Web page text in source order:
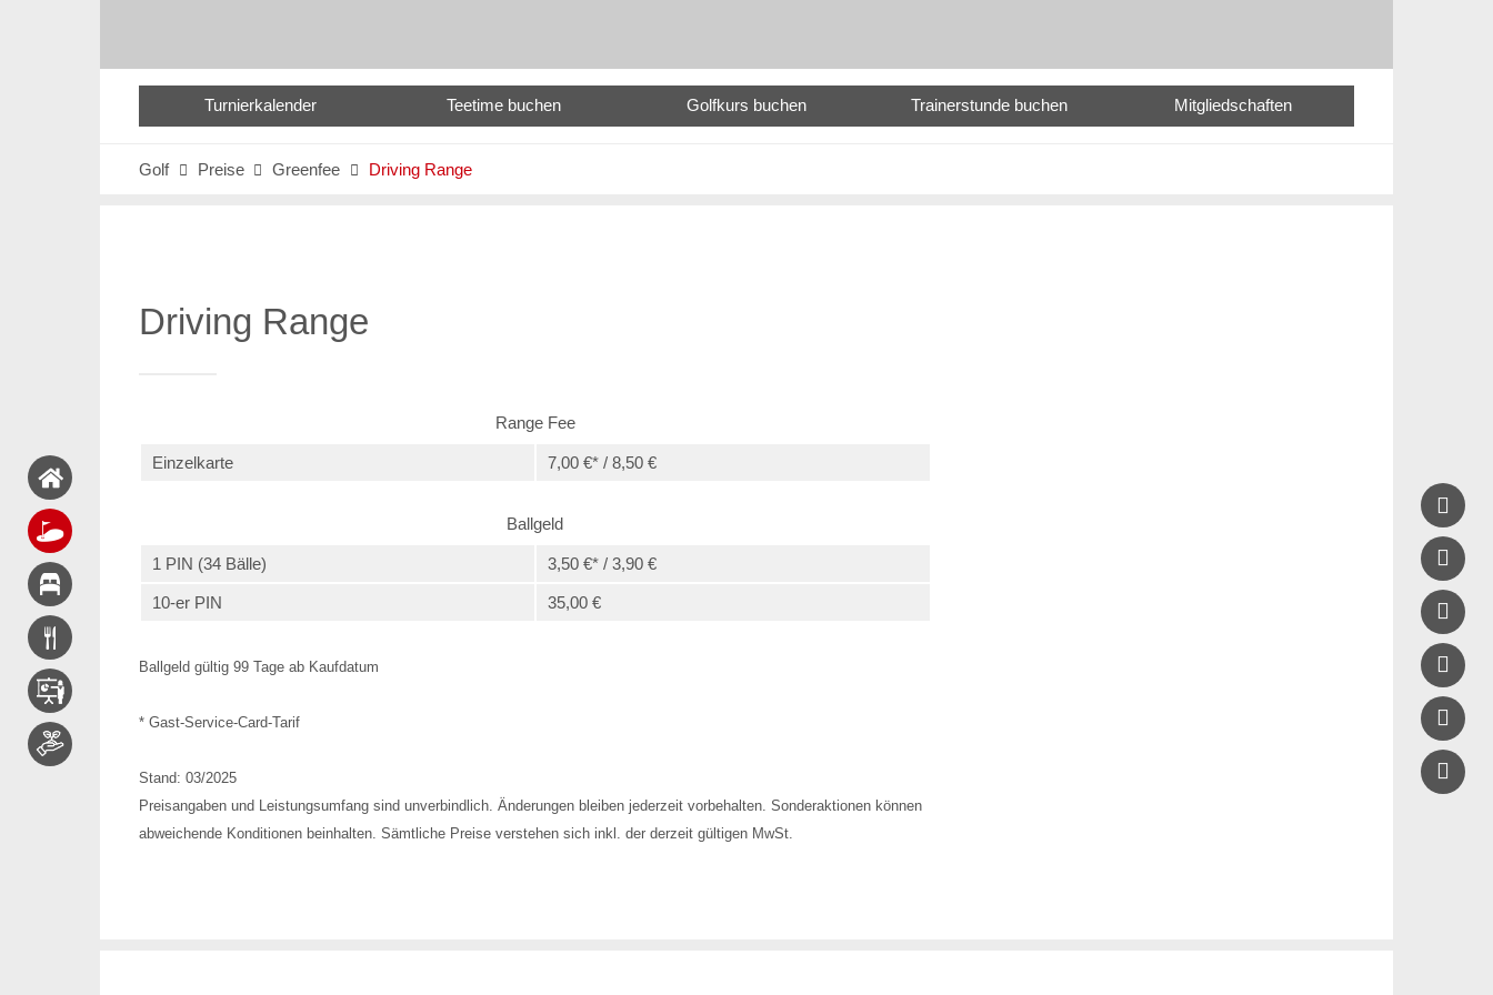
Turnierkalender Teetime buchen Golfkurs buchen Trainerstunde buchen Mitgliedschaften
Golf  Preise  Greenfee  Driving Range
Driving Range
Range Fee
Einzelkarte 7,00 €* / 8,50 €
Ballgeld
1 PIN (34 Bälle) 3,50 €* / 3,90 €
10-er PIN 35,00 €
Ballgeld gültig 99 Tage ab Kaufdatum
* Gast-Service-Card-Tarif
Stand: 03/2025
Preisangaben und Leistungsumfang sind unverbindlich. Änderungen bleiben jederzeit vorbehalten. Sonderaktionen können
abweichende Konditionen beinhalten. Sämtliche Preise verstehen sich inkl. der derzeit gültigen MwSt.




